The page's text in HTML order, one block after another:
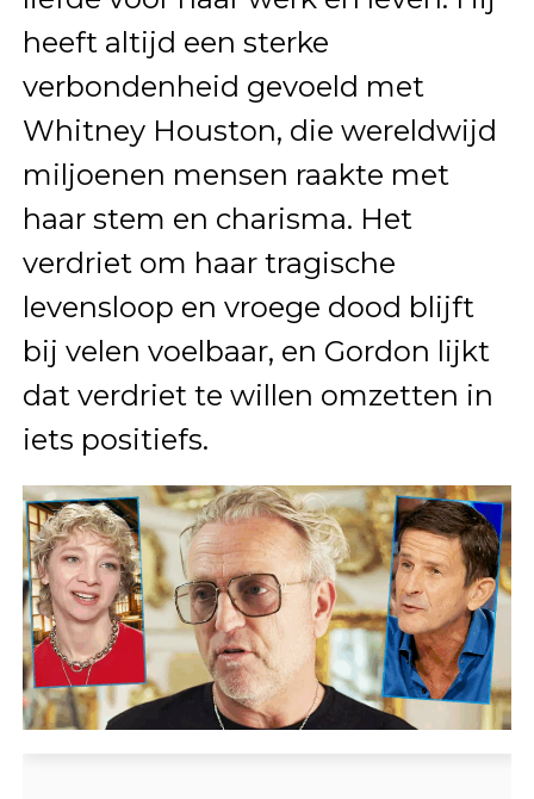
heeft altijd een sterke
verbondenheid gevoeld met
Whitney Houston, die wereldwijd
miljoenen mensen raakte met
haar stem en charisma. Het
verdriet om haar tragische
levensloop en vroege dood blijft
bij velen voelbaar, en Gordon lijkt
dat verdriet te willen omzetten in
iets positiefs.